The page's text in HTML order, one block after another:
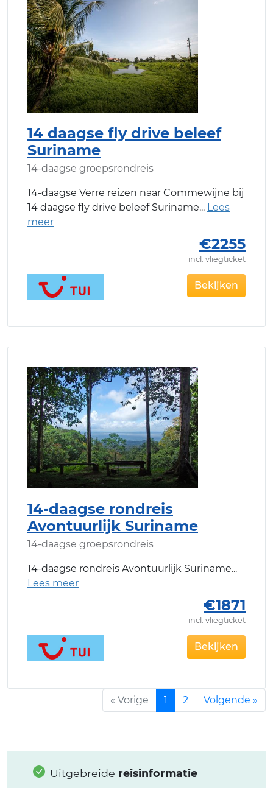
14 daagse fly drive beleef
Suriname
14-daagse groepsrondreis
14-daagse Verre reizen naar Commewijne bij
14 daagse fly drive beleef Suriname
€2255
incl. vliegticket
Bekijken
14-daagse rondreis
Avontuurlijk Suriname
14-daagse groepsrondreis
14-daagse rondreis Avontuurlijk Suriname
€1871
incl. vliegticket
Bekijken
« Vorige 1 2 Volgende »
Uitgebreide reisinformatie